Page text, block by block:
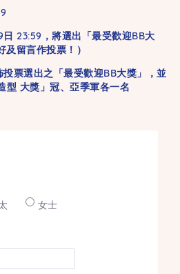
23:59，將選出「最受歡迎BB大
及留言作投票！）
投票選出之「最受歡迎BB大獎」，並
大獎」冠、亞季軍各一名
女士